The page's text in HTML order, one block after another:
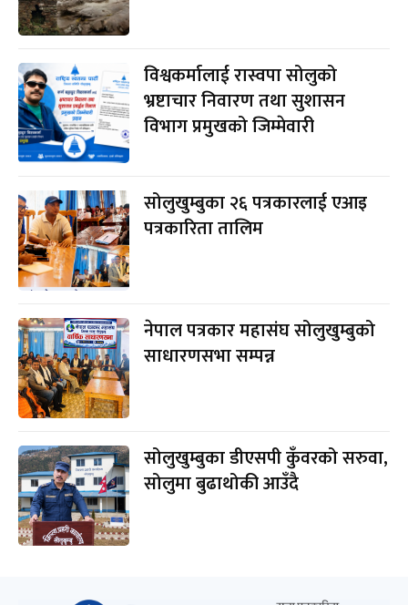
विश्वकर्मालाई रास्वपा सोलुको
भ्रष्टाचार निवारण तथा सुशासन
विभाग प्रमुखको जिम्मेवारी
सोलुखुम्बुका २६ पत्रकारलाई एआइ
पत्रकारिता तालिम
नेपाल पत्रकार महासंघ सोलुखुम्बुको
साधारणसभा सम्पन्न
सोलुखुम्बुका डीएसपी कुँवरको सरुवा,
सोलुमा बुढाथोकी आउँदै